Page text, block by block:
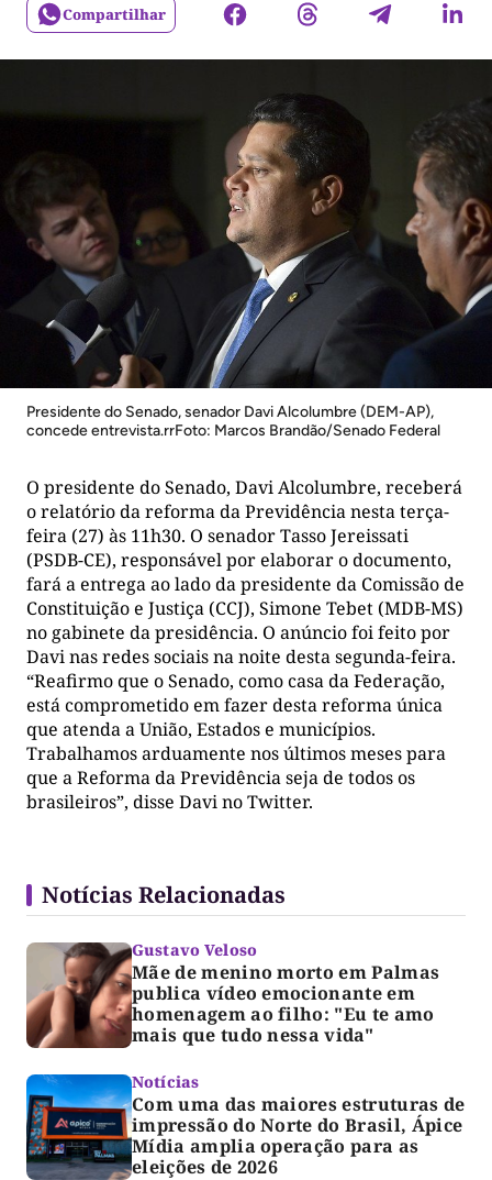
Compartilhar
Presidente do Senado, senador Davi Alcolumbre (DEM-AP),
concede entrevista.rrFoto: Marcos Brandão/Senado Federal
O presidente do Senado, Davi Alcolumbre, receberá
o relatório da reforma da Previdência nesta terça-
feira (27) às 11h30. O senador Tasso Jereissati
(PSDB-CE), responsável por elaborar o documento,
fará a entrega ao lado da presidente da Comissão de
Constituição e Justiça (CCJ), Simone Tebet (MDB-MS)
no gabinete da presidência. O anúncio foi feito por
Davi nas redes sociais na noite desta segunda-feira.
“Reafirmo que o Senado, como casa da Federação,
está comprometido em fazer desta reforma única
que atenda a União, Estados e municípios.
Trabalhamos arduamente nos últimos meses para
que a Reforma da Previdência seja de todos os
brasileiros”, disse Davi no Twitter.
Notícias Relacionadas
Gustavo Veloso
Mãe de menino morto em Palmas
publica vídeo emocionante em
homenagem ao filho: "Eu te amo
mais que tudo nessa vida"
Notícias
Com uma das maiores estruturas de
impressão do Norte do Brasil, Ápice
Mídia amplia operação para as
eleições de 2026